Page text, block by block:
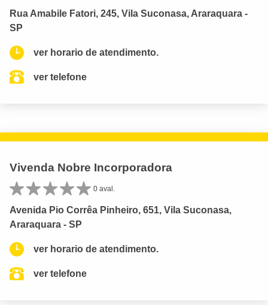
Rua Amabile Fatori, 245, Vila Suconasa, Araraquara -
SP
ver horario de atendimento.
ver telefone
Vivenda Nobre Incorporadora
0 aval.
Avenida Pio Corrêa Pinheiro, 651, Vila Suconasa,
Araraquara - SP
ver horario de atendimento.
ver telefone